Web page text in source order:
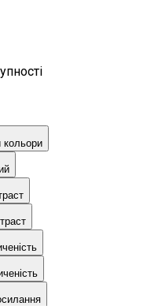
кольори